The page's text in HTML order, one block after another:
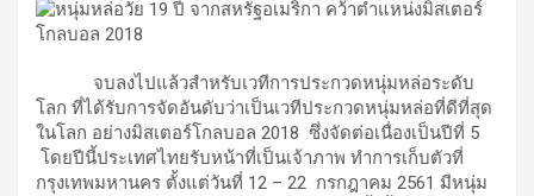
จบลงไปแล้วสำหรับเวทีการประกวดหนุ่มหล่อระดับ
โลก ที่ได้รับการจัดอันดับว่าเป็นเวทีประกวดหนุ่มหล่อที่ดีที่สุด
ในโลก อย่างมิสเตอร์โกลบอล 2018 ซึ่งจัดต่อเนื่องเป็นปีที่ 5
โดยปีนี้ประเทศไทยรับหน้าที่เป็นเจ้าภาพ ทำการเก็บตัวที่
กรุงเทพมหานคร ตั้งแต่วันที่ 12 – 22 กรกฎาคม 2561 มีหนุ่ม